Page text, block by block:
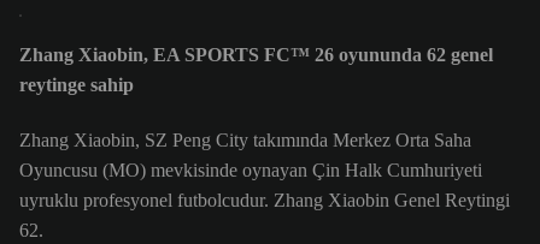
Zhang Xiaobin, EA SPORTS FC™ 26 oyununda 62 genel
reytinge sahip
Zhang Xiaobin, SZ Peng City takımında Merkez Orta Saha
Oyuncusu (MO) mevkisinde oynayan Çin Halk Cumhuriyeti
uyruklu profesyonel futbolcudur. Zhang Xiaobin Genel Reytingi
62.